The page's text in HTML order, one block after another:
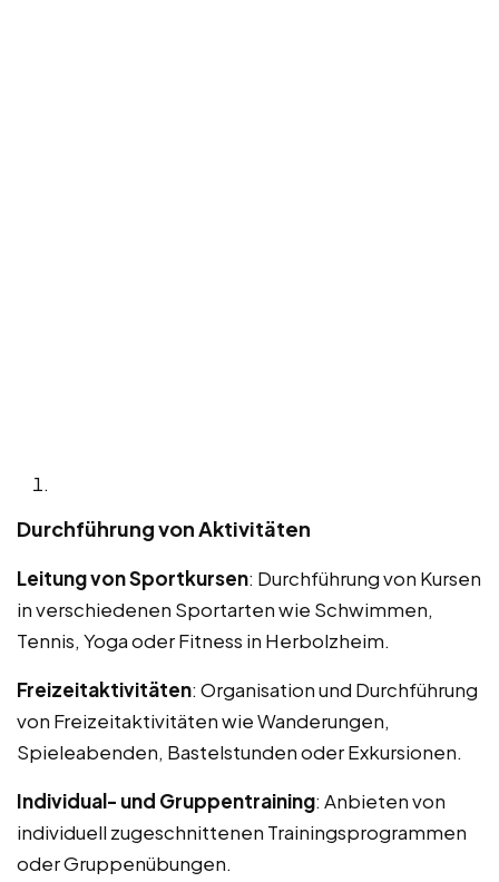
Durchführung von Aktivitäten
Leitung von Sportkursen: Durchführung von Kursen
in verschiedenen Sportarten wie Schwimmen,
Tennis, Yoga oder Fitness in Herbolzheim.
Freizeitaktivitäten: Organisation und Durchführung
von Freizeitaktivitäten wie Wanderungen,
Spieleabenden, Bastelstunden oder Exkursionen.
Individual- und Gruppentraining: Anbieten von
individuell zugeschnittenen Trainingsprogrammen
oder Gruppenübungen.